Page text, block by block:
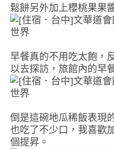
鬆餅另外加上櫻桃果果
早餐真的不用吃太飽，
以去探訪，旅館內的早
倒是這碗地瓜稀飯表現
也吃了不少口，我喜歡
個提昇。